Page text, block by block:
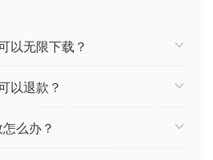
and processed to eke out
featured in Stone are immediate
以无限下载？
以退款？
么办？